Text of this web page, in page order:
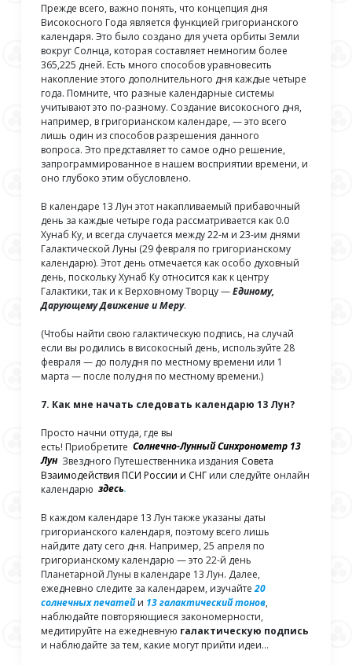
Прежде всего, важно понять, что концепция дня
Високосного Года является функцией григорианского
календаря. Это было создано для учета орбиты Земли
вокруг Солнца, которая составляет немногим более
365,225 дней. Есть много способов уравновесить
накопление этого дополнительного дня каждые четыре
года. Помните, что разные календарные системы
учитывают это по-разному. Создание високосного дня,
например, в григорианском календаре, — это всего
лишь один из способов разрешения данного
вопроса. Это представляет то самое одно решение,
запрограммированное в нашем восприятии времени, и
оно глубоко этим обусловлено.
В календаре 13 Лун этот накапливаемый прибавочный
день за каждые четыре года рассматривается как 0.0
Хунаб Ку, и всегда случается между 22-м и 23-им днями
Галактической Луны (29 февраля по григорианскому
календарю). Этот день отмечается как особо духовный
день, поскольку Хунаб Ку относится как к центру
Галактики, так и к Верховному Творцу —Единому,
Дарующему Движение и Меру.
(Чтобы найти свою галактическую подпись, на случай
если вы родились в високосный день, используйте 28
февраля — до полудня по местному времени или 1
марта — после полудня по местному времени.)
7. Как мне начать следовать календарю 13 Лун?
Просто начни оттуда, где вы
есть! Приобретите Солнечно-Лунный Синхронометр 13
Лун Звездного Путешественника издания Совета
Взаимодействия ПСИ России и СНГ или следуйте онлайн
календарю здесь.
В каждом календаре 13 Лун также указаны даты
григорианского календаря, поэтому всего лишь
найдите дату сего дня. Например, 25 апреля по
григорианскому календарю — это 22-й день
Планетарной Луны в календаре 13 Лун. Далее,
ежедневно следите за календарем, изучайте20
солнечных печатейи 13 галактический тонов,
наблюдайте повторяющиеся закономерности,
медитируйте на ежедневную галактическую подпись
и наблюдайте за тем, какие могут прийти идеи…